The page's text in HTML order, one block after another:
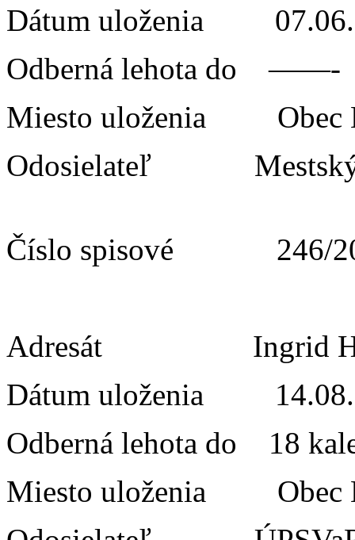
Dátum uloženia
Odberná lehota do
Miesto uloženia
Odosielateľ Mestský
Číslo spisové 246/
Adresát Ingrid
Dátum uloženia
Odberná lehota do 18
Miesto uloženia